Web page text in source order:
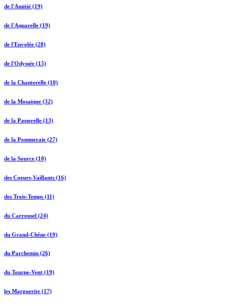
de l'Amitié (19)
de l'Aquarelle (19)
de l'Envolée (28)
de l'Odyssée (15)
de la Chanterelle (10)
de la Mosaïque (32)
de la Passerelle (13)
de la Pommeraie (27)
de la Source (10)
des Coeurs-Vaillants (16)
des Trois-Temps (11)
du Carrousel (24)
du Grand-Chêne (19)
du Parchemin (26)
du Tourne-Vent (19)
les Marguerite (17)